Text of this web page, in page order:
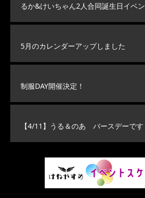
るか&けいちゃん2人合同誕生日イベ
5月のカレンダーアップしました
制服DAY開催決定！
【4/11】うる＆のあ バースデーです